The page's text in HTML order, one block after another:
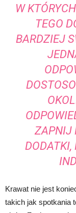
W
TEGO
BARDZIEJ
ZAPNIJ
DODATKI,
Krawat nie jest
takich jak spotkania